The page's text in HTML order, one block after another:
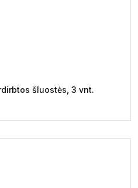
šluostės, 3 vnt.